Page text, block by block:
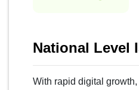
National Level
With rapid digital